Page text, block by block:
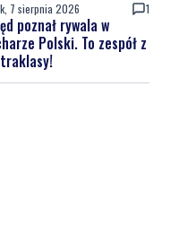
7 sierpnia 2026 1
poznał rywala w
Polski. To zespół z